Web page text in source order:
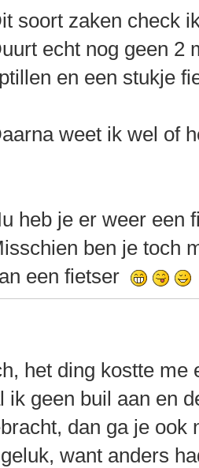
soort zaken check
echt nog geen 2
en een stukje
weet ik wel of
heb je er weer een
ben je toch
een fietser
het ding kostte me
ik geen buil aan en
dan ga je
want anders